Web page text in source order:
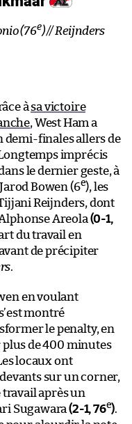
(76e) // Reijnders
à sa victoire
, West Ham a
demi-finales allers de
imprécis
le dernier geste, à
Bowen (6e), les
Reijnders, dont
Areola (0-1,
du travail en
de précipiter
.
en voulant
montré
le penalty, en
plus de 400 minutes
locaux ont
sur un corner,
après un
Sugawara (2-1, 76e).